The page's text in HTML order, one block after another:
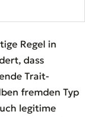
Regel in
dass
Trait-
fremden Typ
legitime